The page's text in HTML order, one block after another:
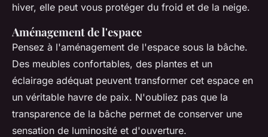
hiver, elle peut vous protéger du froid et de la neige.
Aménagement de l'espace
Pensez à l'aménagement de l'espace sous la bâche.
Des meubles confortables, des plantes et un
éclairage adéquat peuvent transformer cet espace en
un véritable havre de paix. N'oubliez pas que la
transparence de la bâche permet de conserver une
sensation de luminosité et d'ouverture.